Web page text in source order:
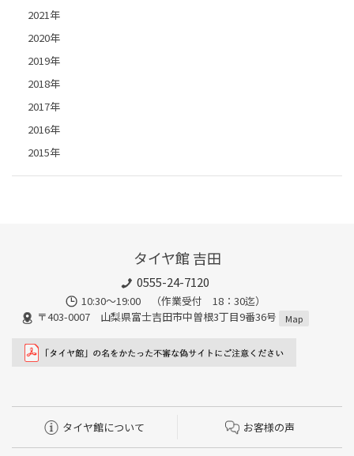
2021年
2020年
2019年
2018年
2017年
2016年
2015年
タイヤ館 吉田
0555-24-7120
10:30～19:00 （作業受付 18：30迄）
〒403-0007 山梨県富士吉田市中曽根3丁目9番36号
Map
タイヤ館について お客様の声